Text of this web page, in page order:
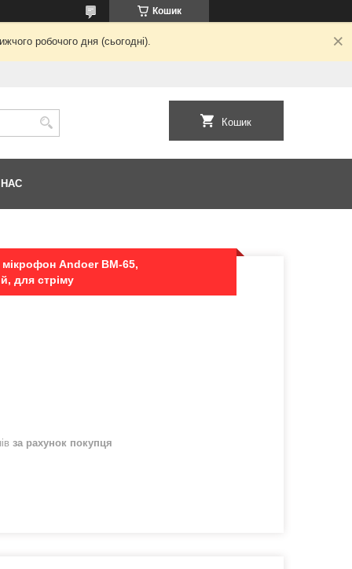
Кошик
робочого дня (сьогодні).
Кошик
Andoer BM-65,
для стріму
за рахунок покупця